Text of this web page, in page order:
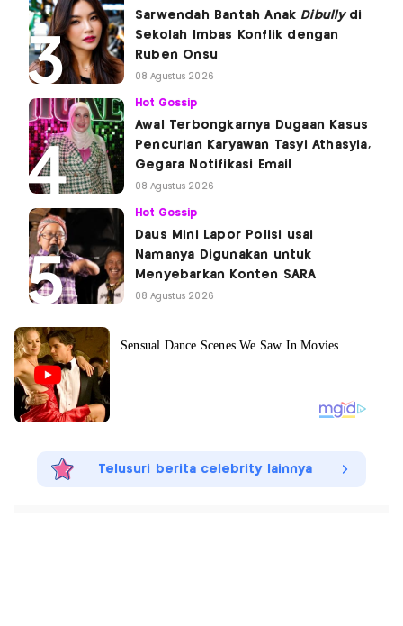
Sarwendah Bantah Anak Dibullydi
Sekolah Imbas Konflik dengan
Ruben Onsu
08 Agustus 2026
Hot Gossip
Awal Terbongkarnya Dugaan Kasus
Pencurian Karyawan Tasyi Athasyia,
Gegara Notifikasi Email
08 Agustus 2026
Hot Gossip
Daus Mini Lapor Polisi usai
Namanya Digunakan untuk
Menyebarkan Konten SARA
08 Agustus 2026
Telusuri berita celebrity lainnya